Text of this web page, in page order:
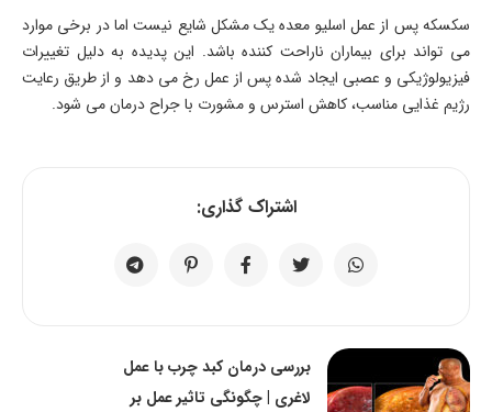
سکسکه پس از عمل اسلیو معده یک مشکل شایع نیست اما در برخی موارد
می تواند برای بیماران ناراحت کننده باشد. این پدیده به دلیل تغییرات
فیزیولوژیکی و عصبی ایجاد شده پس از عمل رخ می دهد و از طریق رعایت
رژیم غذایی مناسب، کاهش استرس و مشورت با جراح درمان می شود.
اشتراک گذاری:
بررسی درمان کبد چرب با عمل
لاغری | چگونگی تاثیر عمل بر